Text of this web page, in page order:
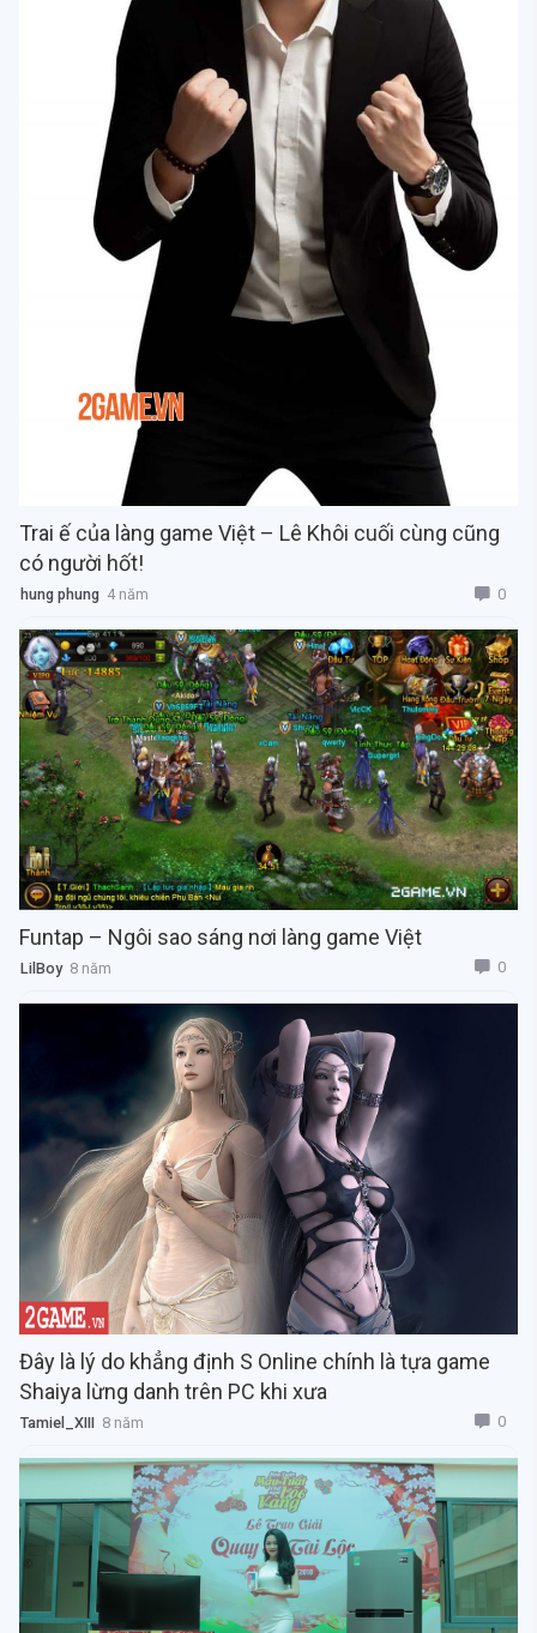
Trai ế của làng game Việt – Lê Khôi cuối cùng cũng
có người hốt!
hung phung 4 năm 0
Funtap – Ngôi sao sáng nơi làng game Việt
LilBoy8 năm 0
Đây là lý do khẳng định S Online chính là tựa game
Shaiya lừng danh trên PC khi xưa
Tamiel_XIII 8 năm 0